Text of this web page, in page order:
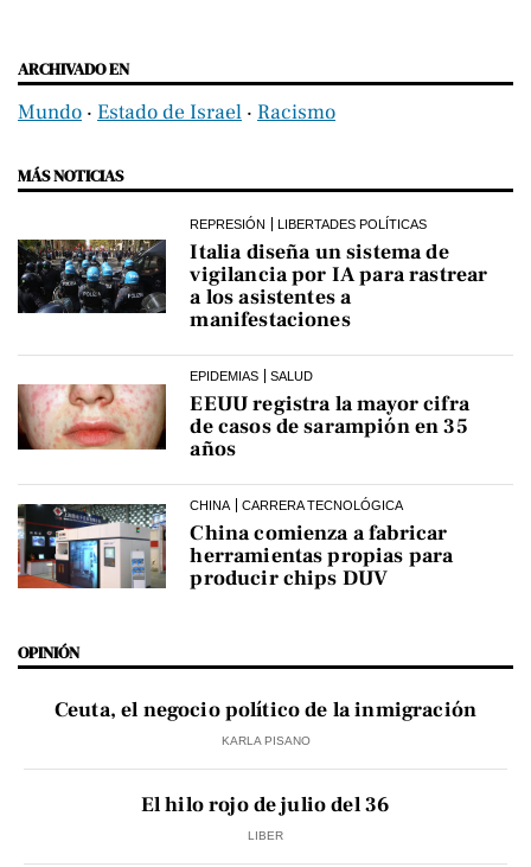
ARCHIVADO EN
Mundo ‧ Estado de Israel ‧ Racismo
MÁS NOTICIAS
REPRESIÓN LIBERTADES POLÍTICAS
Italia diseña un sistema de
vigilancia por IA para rastrear
a los asistentes a
manifestaciones
EPIDEMIAS SALUD
EEUU registra la mayor cifra
de casos de sarampión en 35
años
CHINA CARRERA TECNOLÓGICA
China comienza a fabricar
herramientas propias para
producir chips DUV
OPINIÓN
Ceuta, el negocio político de la inmigración
KARLA PISANO
El hilo rojo de julio del 36
LIBER